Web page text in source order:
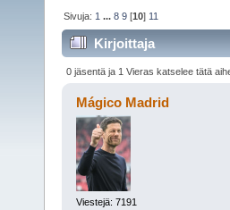
Sivuja: 1 ...8 9 [10] 11
Kirjoittaja
0 jäsentä ja 1 Vieras katselee tätä
Mágico Madrid
Viestejä: 7191